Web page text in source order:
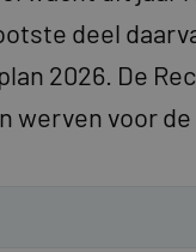
deel
2026. De
werven voor